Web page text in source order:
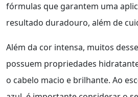
fórmulas que garantem uma
resultado duradouro, além de
Além da cor intensa, muitos
possuem propriedades
o cabelo macio e brilhante. Ao